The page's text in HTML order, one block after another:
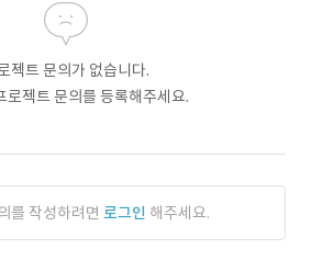
젝트 문의가 없습니다.
로젝트 문의를 등록해주세요.
를 작성하려면 로그인 해주세요.